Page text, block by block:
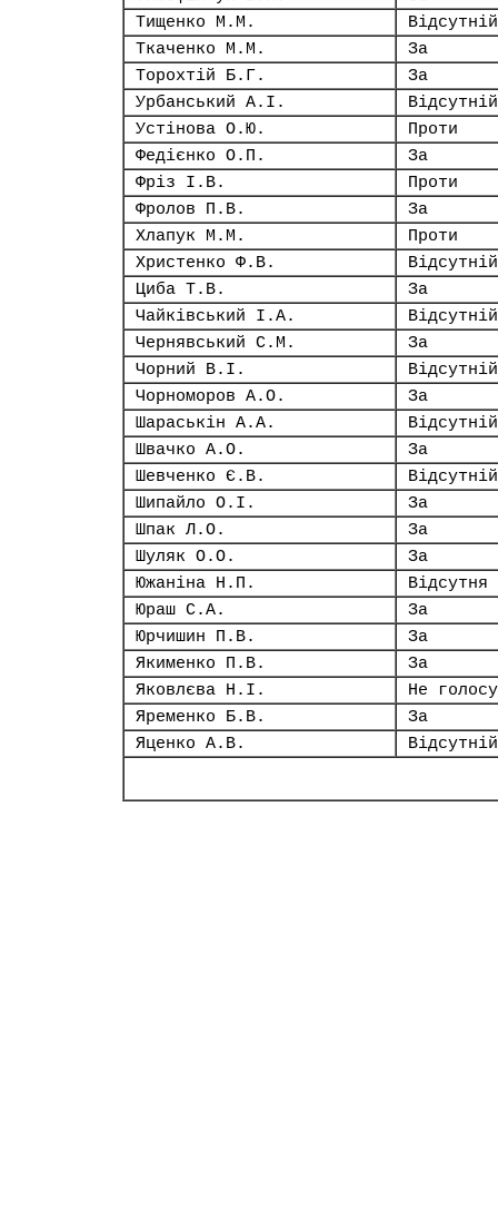
Тищенко М.М.
Відсутній
Ткаченко М.М.
За
Торохтій Б.Г.
За
Урбанський А.І.
Відсутній
Устінова О.Ю.
Проти
Федієнко О.П.
За
Фріз І.В.
Проти
Фролов П.В.
За
Хлапук М.М.
Проти
Христенко Ф.В.
Відсутній
Циба Т.В.
За
Чайківський І.А.
Відсутній
Чернявський С.М.
За
Чорний В.І.
Відсутній
Чорноморов А.О.
За
Шараськін А.А.
Відсутній
Швачко А.О.
За
Шевченко Є.В.
Відсутній
Шипайло О.І.
За
Шпак Л.О.
За
Шуляк О.О.
За
Южаніна Н.П.
Відсутня
Юраш С.А.
За
Юрчишин П.В.
За
Якименко П.В.
За
Яковлєва Н.І.
Не
Яременко Б.В.
За
Яценко А.В.
Відсутній